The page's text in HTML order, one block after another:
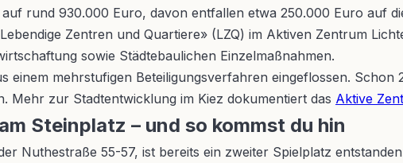
rund 930.000 Euro, davon entfallen etwa 250.000 Euro auf
Zentren und Quartiere» (LZQ) im Aktiven Zentrum
sowie Städtebaulichen Einzelmaßnahmen.
einem mehrstufigen Beteiligungsverfahren eingeflossen.
Mehr zur Stadtentwicklung im Kiez dokumentiert das Aktive
Steinplatz – und so kommst du hin
Nuthestraße 55-57, ist bereits ein zweiter Spielplatz